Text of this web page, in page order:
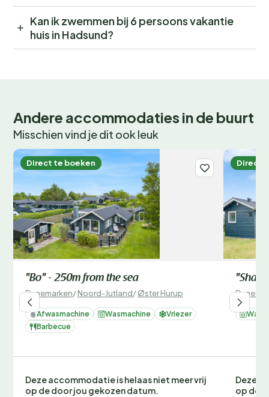
Kan ik zwemmen bij 6 persoons vakantie
huis in Hadsund?
Andere accommodaties in de buurt
Misschien vind je dit ook leuk
Direct te boeken
"Bo" - 250m from the sea
Denemarken/Noord-Jutland/Øster Hurup
Afwasmachine Wasmachine
Vriezer
Barbecue
Deze accommodatie is helaas niet meer vrij
op de door jou gekozen datum.
Direct
Deze
op de